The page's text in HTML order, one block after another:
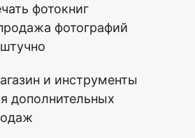
фотокниг
фотографий
и инструменты
дополнительных